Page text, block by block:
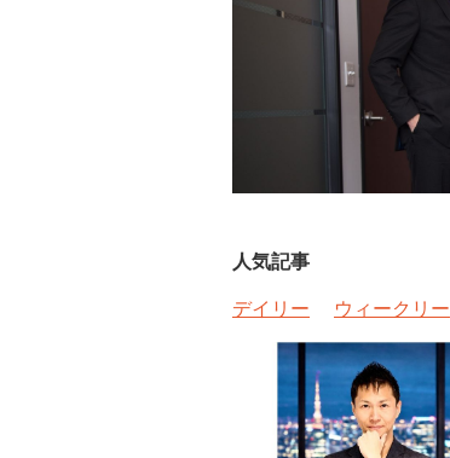
人気記事
デイリー
ウィークリー